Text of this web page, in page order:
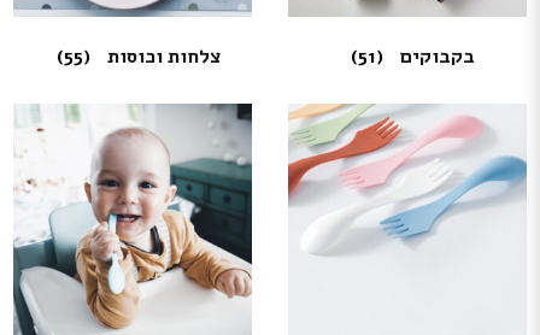
בקבוקים (51) צלחות וכוסות (55)